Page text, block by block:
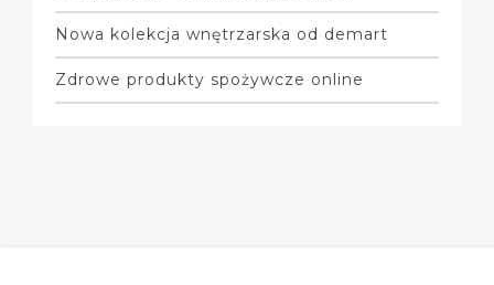
Nowa kolekcja wnętrzarska od demart
Zdrowe produkty spożywcze online